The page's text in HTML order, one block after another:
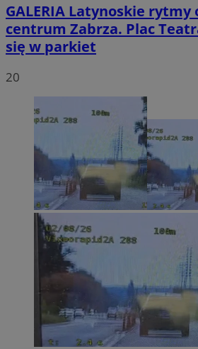
GALERIA Latynoskie rytmy
centrum Zabrza. Plac
się w parkiet
20